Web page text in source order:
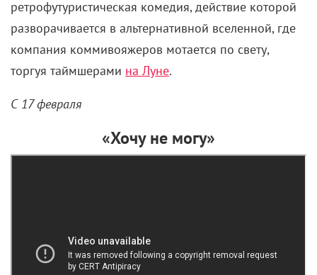
ретрофутуристическая комедия, действие которой
разворачивается в альтернативной вселенной, где
компания коммивояжеров мотается по свету,
торгуя таймшерами на Луне.
С 17 февраля
«Хочу не могу»